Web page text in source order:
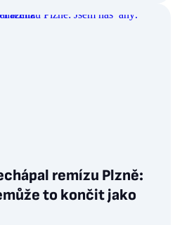
remízu Plzně:
to končit jako